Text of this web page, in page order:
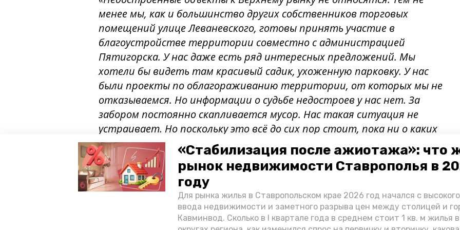
«Стабилизация после ажиотажа»: что
рынок недвижимости Ставрополья в
году
Для рынка жилья в Ставропольском крае 2026 год начался с
ввода недвижимости и заметного разрыва цен между столицей и
Кавминвод. Сколько в I квартале года в среднем стоит 1 кв. м жилья
менее мы, как и большинство других собственников торговых
помещений улице Леваневского, готовы принять участие в
благоустройстве территории совместно с администрацией
Пятигорска. У нас даже есть ряд интересных предложений. Мы
хотели бы видеть там красивый садик, ухоженную парковку. У нас
были проекты по облагораживанию территории, от которых мы не
отказываемся. Но информации о судьбе недостроев у нас нет. За
забором постоянно скапливается мусор. Нас такая ситуация не
устраивает. Но поскольку это всё до сих пор стоит, пока ни о каких
благоустройствах речи быть не может», — прокомментировали в
пресс-службе Верхнего рынка.
Отметим, что в 2017 году Верхний рынок выступил инициатором
благоустройства территории для маломобильных граждан. Была
уложена плитка, установлены пандусы, а большую часть расходов
также оплатила организация,сообщаетИА «Победа26».